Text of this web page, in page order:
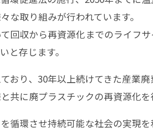
な取り組みが行われています。
回収から再資源化までのライフ
と存じます。
おり、30年以上続けてきた産業
共に廃プラスチックの再資源化を
循環させ持続可能な社会の実現を